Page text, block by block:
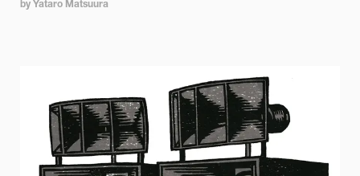
by Yataro Matsuura